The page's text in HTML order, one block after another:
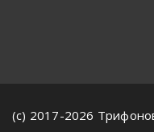
(с) 2017-2026